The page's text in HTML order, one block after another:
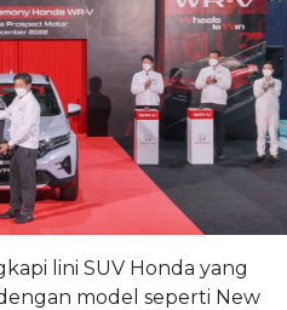
lini SUV Honda yang
model seperti New